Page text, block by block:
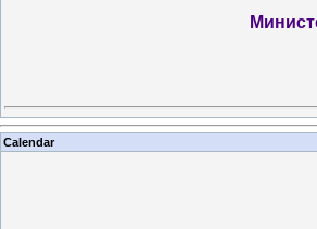
Calendar